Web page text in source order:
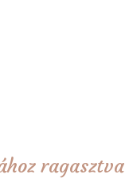
ragasztva